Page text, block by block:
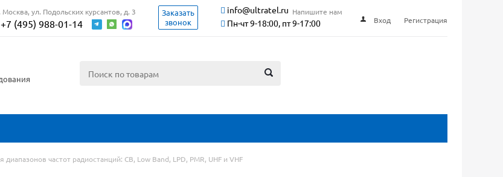
Москва, ул. Подольских курсантов, д. 3
+7 (495) 988-01-14
Заказать
звонок
info@ultratel.ru Напишите нам
Пн-чт 9-18:00, пт 9-17:00 Вход Регистрация
диапазонов частот радиостанций: CB, Low Band, LPD, PMR, UHF и VHF